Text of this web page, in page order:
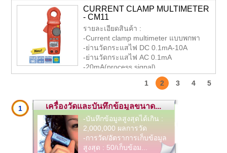
CURRENT CLAMP MULTIMETER
- CM11
รายละเอียดสินค้า :
-Current clamp multimeter แบบพกพา
-ย่านวัดกระแสไฟ DC 0.1mA-10A
-ย่านวัดกระแสไฟ AC 0.1mA
-20mA(process signal)
-ย่านวัดแรงดันไฟ AC/DC 0.01-300 V
-ย่านวัดความต้านทานไฟฟ้า 0.1-500,000 โอห์ม
5
4
3
2
1
1 เครื่องวัดและบันทึกข้อมูลขนาด...
-บันทึกข้อมูลสูงสุดได้เกิน :
2,000,000 ผลการวัด
-การวัด/อัตราการเก็บข้อมูล
สูงสุด : 50/เก็บข้อม...